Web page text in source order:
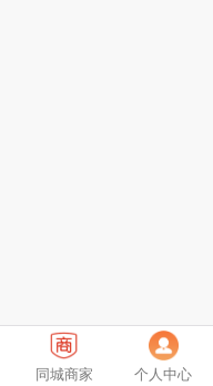
同城商家 个人中心